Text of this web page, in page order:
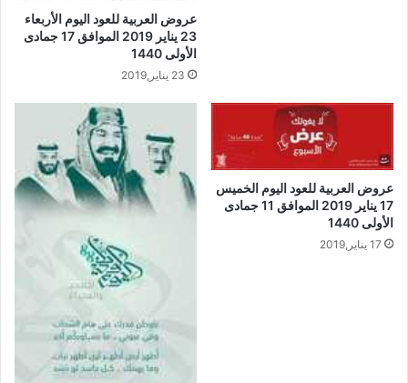
عروض العربية للعود اليوم الأربعاء
23 يناير 2019 الموافق 17 جمادى
الأولى 1440
23 يناير,2019
عروض العربية للعود اليوم الخميس
17 يناير 2019 الموافق 11 جمادى
الأولى 1440
17 يناير,2019